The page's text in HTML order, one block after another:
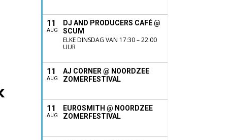
11
AUG
DJ AND PRODUCERS CAFÉ @
SCUM
ELKE DINSDAG VAN 17:30 – 22:00
UUR
11
AUG
AJ CORNER @ NOORDZEE
ZOMERFESTIVAL
11
AUG
EUROSMITH @ NOORDZEE
ZOMERFESTIVAL